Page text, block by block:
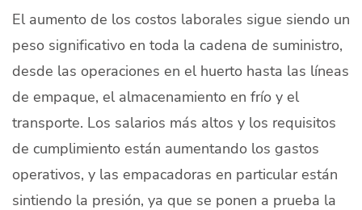
El aumento de los costos laborales sigue siendo un
peso significativo en toda la cadena de suministro,
desde las operaciones en el huerto hasta las líneas
de empaque, el almacenamiento en frío y el
transporte. Los salarios más altos y los requisitos
de cumplimiento están aumentando los gastos
operativos, y las empacadoras en particular están
sintiendo la presión, ya que se ponen a prueba la